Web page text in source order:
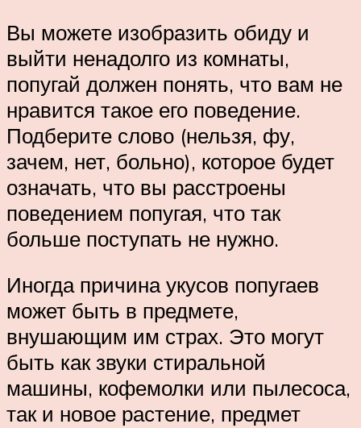
Вы можете изобразить обиду и
выйти ненадолго из комнаты,
попугай должен понять, что вам не
нравится такое его поведение.
Подберите слово (нельзя, фу,
зачем, нет, больно), которое будет
означать, что вы расстроены
поведением попугая, что так
больше поступать не нужно.
Иногда причина укусов попугаев
может быть в предмете,
внушающим им страх. Это могут
быть как звуки стиральной
машины, кофемолки или пылесоса,
так и новое растение, предмет